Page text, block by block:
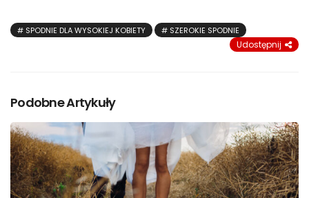
SPODNIE DLA WYSOKIEJ KOBIETY SZEROKIE SPODNIE
Udostępnij
Podobne Artykuły